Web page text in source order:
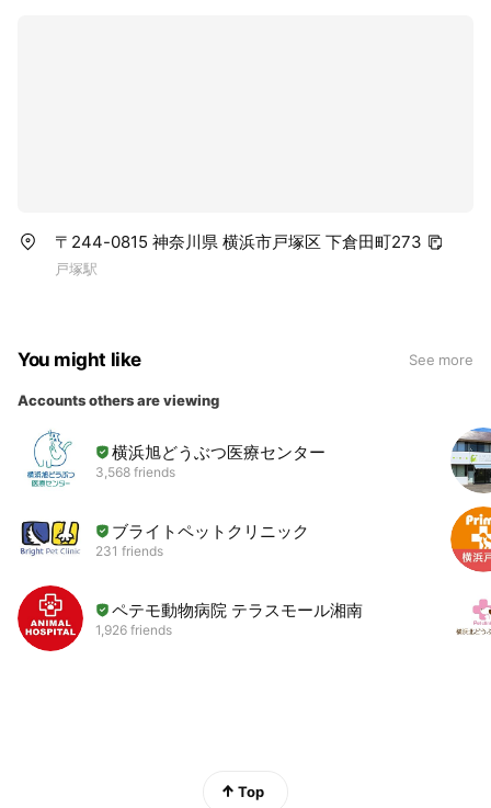
〒244-0815 神奈川県 横浜市戸塚区 下倉田町273
戸塚駅
You might like See more
Accounts others are viewing
横浜旭どうぶつ医療センター
3,568 friends
ブライトペットクリニック
231 friends
ペテモ動物病院 テラスモール湘南
1,926 friends
Top